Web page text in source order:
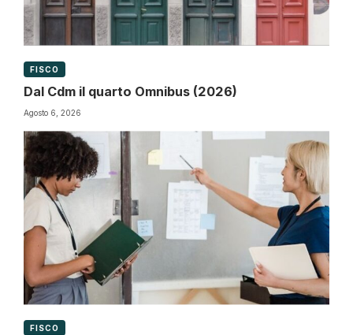
FISCO
Dal Cdm il quarto Omnibus (2026)
Agosto 6, 2026
FISCO